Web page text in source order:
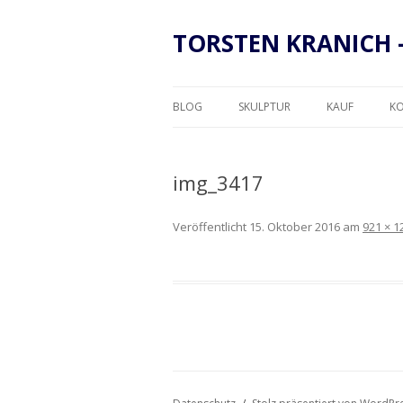
TORSTEN KRANICH
BLOG SKULPTUR KAUF
img_3417
Veröffentlicht 15. Oktober 2016 am 921 ×